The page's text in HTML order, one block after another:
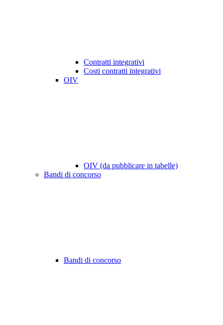
Contratti integrativi
Costi contratti integrativi
OIV
OIV (da pubblicare in tabelle)
Bandi di concorso
Bandi di concorso